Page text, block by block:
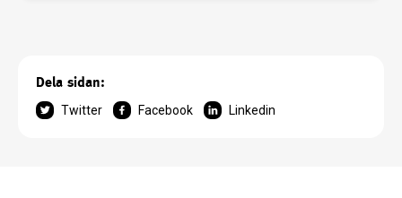
Dela sidan:
Twitter Facebook Linkedin